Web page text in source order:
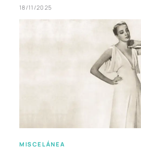
18/11/2025
MISCELÁNEA